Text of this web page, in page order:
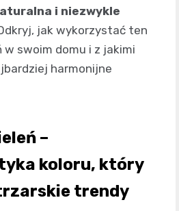
i niezwykle
jak wykorzystać ten
swoim domu i z jakimi
harmonijne
–
koloru, który
trendy